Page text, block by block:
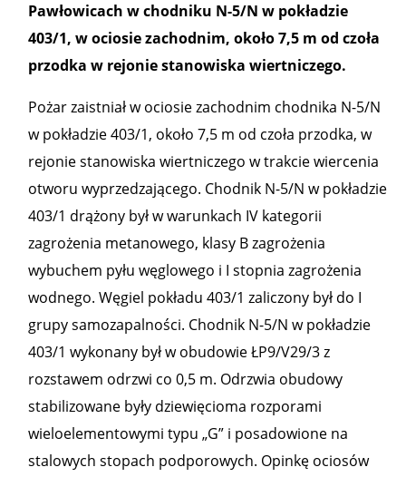
Pawłowicach w chodniku N-5/N w pokładzie
403/1, w ociosie zachodnim, około 7,5 m od czoła
przodka w rejonie stanowiska wiertniczego.
Pożar zaistniał w ociosie zachodnim chodnika N-5/N
w pokładzie 403/1, około 7,5 m od czoła przodka, w
rejonie stanowiska wiertniczego w trakcie wiercenia
otworu wyprzedzającego. Chodnik N-5/N w pokładzie
403/1 drążony był w warunkach IV kategorii
zagrożenia metanowego, klasy B zagrożenia
wybuchem pyłu węglowego i I stopnia zagrożenia
wodnego. Węgiel pokładu 403/1 zaliczony był do I
grupy samozapalności. Chodnik N-5/N w pokładzie
403/1 wykonany był w obudowie ŁP9/V29/3 z
rozstawem odrzwi co 0,5 m. Odrzwia obudowy
stabilizowane były dziewięcioma rozporami
wieloelementowymi typu „G” i posadowione na
stalowych stopach podporowych. Opinkę ociosów